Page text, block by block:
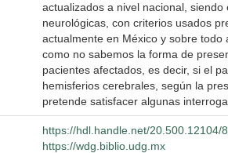
actualizados a nivel nacional,
neurológicas, con criterios usados
actualmente en México y sobre
como no sabemos la forma de
pacientes afectados, es decir, si el
hemisferios cerebrales, según la
pretende satisfacer algunas
https://hdl.handle.net/20.500.12104/
https://wdg.biblio.udg.mx